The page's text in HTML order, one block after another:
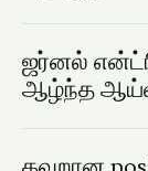
கடனாளிகள் /
Payable,
ஜர்னல்
ஆழ்ந்த